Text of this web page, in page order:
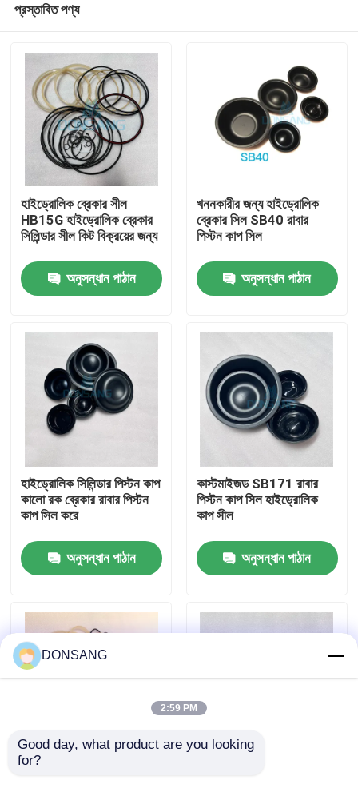
পণ্য
আমাদের সম্পর্কে
কারখানা ভ্রমণ
যোগাযোগ করুন
হাইড্রোলিক রক ব্রেকার
প্রস্তাবিত পণ্য
হাইড্রোলিক ব্রেকার সীল
HB15G হাইড্রোলিক ব্রেকার
সিলিন্ডার সীল কিট বিক্রয়ের জন্য
অনুসন্ধান পাঠান
খননকারীর জন্য হাইড্রোলিক
ব্রেকার সিল SB40 রাবার
পিস্টন কাপ সিল
অনুসন্ধান পাঠান
হাইড্রোলিক সিলিন্ডার পিস্টন কাপ
কালো রক ব্রেকার রাবার পিস্টন
কাপ সিল করে
অনুসন্ধান পাঠান
কাস্টমাইজড SB171 রাবার
পিস্টন কাপ সিল হাইড্রোলিক
কাপ সীল
অনুসন্ধান পাঠান
SB171 SOOSAN
DONSANG
2:59 PM
Good day, what product are you looking
for?